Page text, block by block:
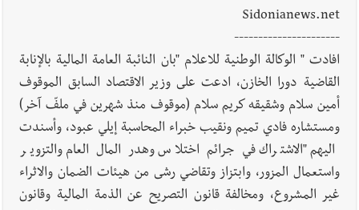
أخبار لبنان
راتب النائب من 3 آلاف إلى 5 آلاف دولار شهرياً...
فكيف أقرّت الزيادة؟
Sidonianews.net
----------------------
افادت " الوكالة الوطنية للاعلام "بان النائبة العامة المالية بالإنابة
القاضية دورا الخازن، ادعت على وزير الاقتصاد السابق الموقوف
أمين سلام وشقيقه كريم سلام (موقوف منذ شهرين في ملفّ آخر)
ومستشاره فادي تميم ونقيب خبراء المحاسبة إيلي عبود، وأسندت
اليهم "الاشتراك في جرائم اختلاس وهدر المال العام والتزوير
واستعمال المزور، وابتزاز وتقاضي رشى من هيئات الضمان والاثراء
غير المشروع، ومخالفة قانون التصريح عن الذمة المالية وقانون